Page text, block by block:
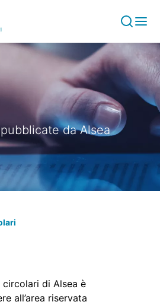
da Alsea
circolari di Alsea è
all’area riservata